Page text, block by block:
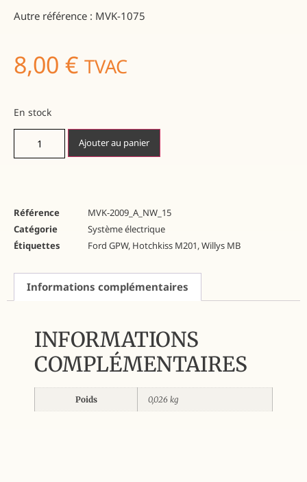
Autre référence : MVK-1075
8,00 € TVAC
En stock
Ajouter au panier
Référence
MVK-2009_A_NW_15
Catégorie
Système électrique
Étiquettes
Ford GPW, Hotchkiss M201,Willys MB
Informations complémentaires
INFORMATIONS
COMPLÉMENTAIRES
Poids 0,026 kg